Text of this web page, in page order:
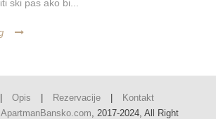
ski pas ako bi...
Opis Rezervacije
Kontakt
, 2017-2024, All Right